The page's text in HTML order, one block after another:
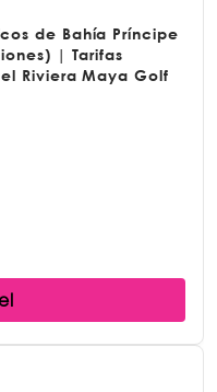
de Bahía Príncipe
| Tarifas
Riviera Maya Golf